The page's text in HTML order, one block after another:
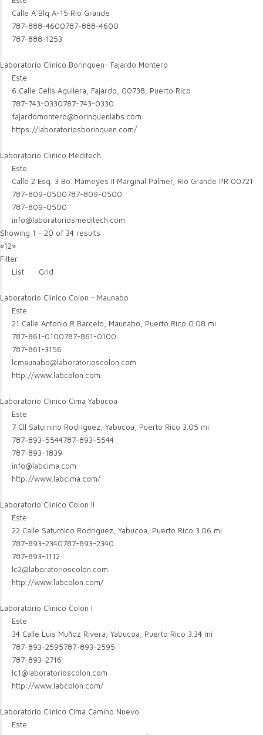
Calle A Blq A-15 Rio Grande
787-888-4600787-888-4600
787-888-1253
Laboratorio Clinico Borinquen- Fajardo Montero
Este
6 Calle Celís Aguilera, Fajardo, 00738, Puerto Rico
787-743-0330787-743-0330
fajardomontero@borinquenlabs.com
https://laboratoriosborinquen.com/
Laboratorio Clinico Meditech
Este
Calle 2 Esq. 3 Bo. Mameyes II Marginal Palmer, Rio Grande PR 00721
787-809-0500787-809-0500
787-809-0500
info@laboratoriosmeditech.com
Showing 1 - 20 of 34 results
«12»
Filter
List
Grid
Laboratorio Clinico Colon - Maunabo
Este
21 Calle Antonio R Barcelo, Maunabo, Puerto Rico 0.08 mi
787-861-0100787-861-0100
787-861-3156
lcmaunabo@laboratorioscolon.com
http://www.labcolon.com
Laboratorio Clinico Cima Yabucoa
Este
7 Cll Saturnino Rodriguez, Yabucoa, Puerto Rico 3.05 mi
787-893-5544787-893-5544
787-893-1839
info@labcima.com
http://www.labcima.com/
Laboratorio Clinico Colon II
Este
22 Calle Saturnino Rodriguez, Yabucoa, Puerto Rico 3.06 mi
787-893-2340787-893-2340
787-893-1112
lc2@laboratorioscolon.com
http://www.labcolon.com/
Laboratorio Clinico Colon I
Este
34 Calle Luis Muñoz Rivera, Yabucoa, Puerto Rico 3.34 mi
787-893-2595787-893-2595
787-893-2716
lc1@laboratorioscolon.com
http://www.labcolon.com/
Laboratorio Clinico Cima Camino Nuevo
Este